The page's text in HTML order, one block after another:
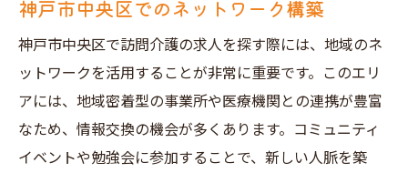
神戸市中央区でのネットワーク構築
神戸市中央区で訪問介護の求人を探す際には、地域のネ
ットワークを活用することが非常に重要です。このエリ
アには、地域密着型の事業所や医療機関との連携が豊富
なため、情報交換の機会が多くあります。コミュニティ
イベントや勉強会に参加することで、新しい人脈を築